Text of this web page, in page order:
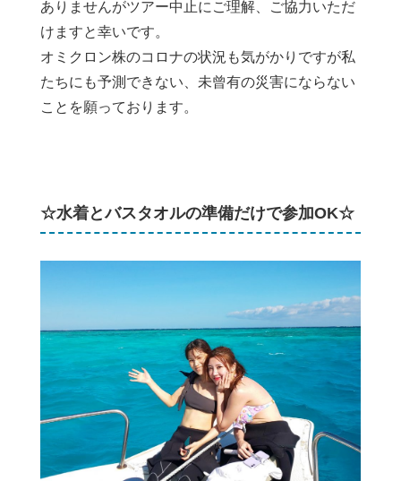
ありませんがツアー中止にご理解、ご協力いただ
けますと幸いです。
オミクロン株のコロナの状況も気がかりですが私
たちにも予測できない、未曾有の災害にならない
ことを願っております。
☆水着とバスタオルの準備だけで参加OK☆